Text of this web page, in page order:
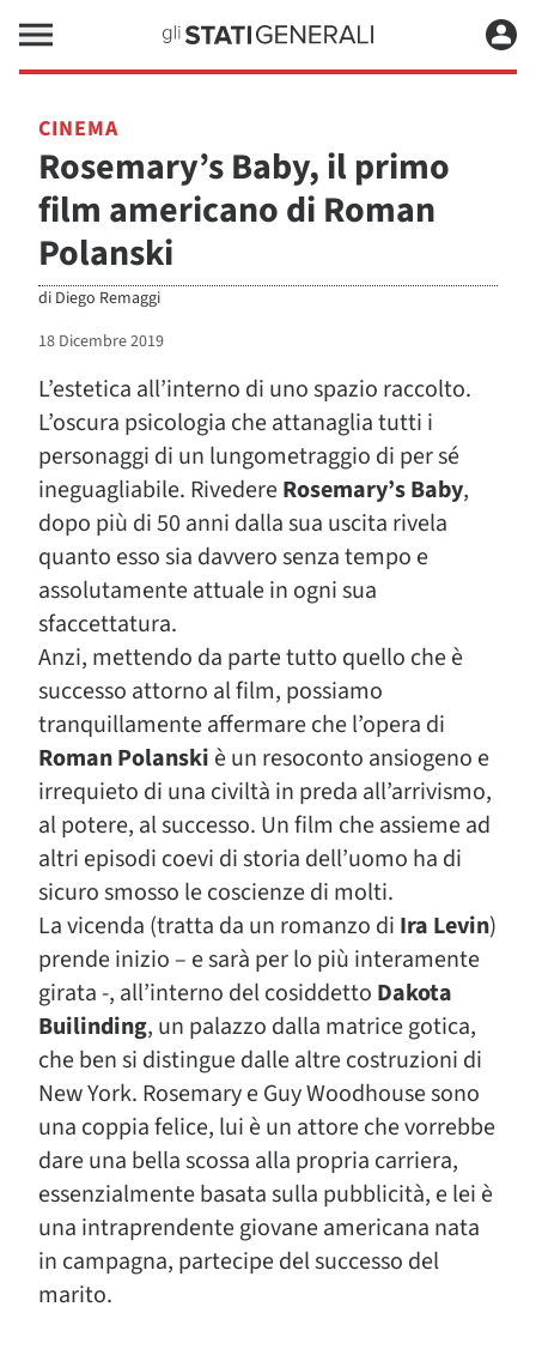
CINEMA
Rosemary’s Baby, il primo
film americano di Roman
Polanski
di Diego Remaggi
18 Dicembre 2019
L’estetica all’interno di uno spazio raccolto.
L’oscura psicologia che attanaglia tutti i
personaggi di un lungometraggio di per sé
ineguagliabile. RivedereRosemary’s Baby,
dopo più di 50 anni dalla sua uscita rivela
quanto esso sia davvero senza tempo e
assolutamente attuale in ogni sua
sfaccettatura.
Anzi, mettendo da parte tutto quello che è
successo attorno al film, possiamo
tranquillamente affermare che l’opera di
Roman Polanski è un resoconto ansiogeno e
irrequieto di una civiltà in preda all’arrivismo,
al potere, al successo. Un film che assieme ad
altri episodi coevi di storia dell’uomo ha di
sicuro smosso le coscienze di molti.
La vicenda (tratta da un romanzo di Ira Levin)
prende inizio – e sarà per lo più interamente
girata -, all’interno del cosiddetto Dakota
Builinding, un palazzo dalla matrice gotica,
che ben si distingue dalle altre costruzioni di
New York. Rosemary e Guy Woodhouse sono
una coppia felice, lui è un attore che vorrebbe
dare una bella scossa alla propria carriera,
essenzialmente basata sulla pubblicità, e lei è
una intraprendente giovane americana nata
in campagna, partecipe del successo del
marito.